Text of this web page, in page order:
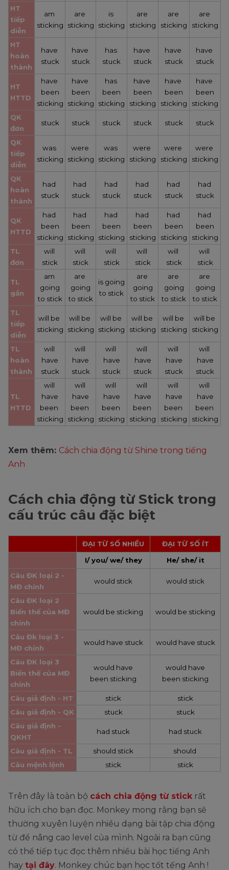
HT
tiếp
diễn
am
sticking
are
sticking
is
sticking
are
sticking
are
sticking
are
sticking
HT
hoàn
thành
have
stuck
have
stuck
has
stuck
have
stuck
have
stuck
have
stuck
HT
HTTD
have
been
sticking
have
been
sticking
has
been
sticking
have
been
sticking
have
been
sticking
have
been
sticking
QK
đơn
stuck stuck stuck stuck stuck stuck
QK
tiếp
diễn
was
sticking
were
sticking
was
sticking
were
sticking
were
sticking
were
sticking
QK
hoàn
thành
had
stuck
had
stuck
had
stuck
had
stuck
had
stuck
had
stuck
QK
HTTD
had
been
sticking
had
been
sticking
had
been
sticking
had
been
sticking
had
been
sticking
had
been
sticking
TL
đơn
will
stick
will
stick
will
stick
will
stick
will
stick
will
stick
TL
gần
am
going
to stick
are
going
to stick
is going
to stick
are
going
to stick
are
going
to stick
are
going
to stick
TL
tiếp
diễn
will be
sticking
will be
sticking
will be
sticking
will be
sticking
will be
sticking
will be
sticking
TL
hoàn
thành
will
have
stuck
will
have
stuck
will
have
stuck
will
have
stuck
will
have
stuck
will
have
stuck
TL
HTTD
will
have
been
sticking
will
have
been
sticking
will
have
been
sticking
will
have
been
sticking
will
have
been
sticking
will
have
been
sticking
Xem thêm: Cách chia động từ Shine trong tiếng
Anh
Cách chia động từ Stick trong
cấu trúc câu đặc biệt
ĐẠI TỪ SỐ NHIỀU
ĐẠI TỪ SỐ ÍT
I/ you/ we/ they
He/ she/ it
Câu ĐK loại 2 -
MĐ chính
would stick would stick
Câu ĐK loại 2
Biến thế của MĐ
chính
would be sticking would be sticking
Câu Đk loại 3 -
MĐ chính
would have stuck would have stuck
Câu ĐK loại 3
Biến thế của MĐ
chính
would have
been sticking
would have
been sticking
Câu giả định - HT stick
stick
Câu giả định - QK
stuck
stuck
Câu giả định -
QKHT
had stuck had stuck
Câu giả định - TL should stick
should
Câu mệnh lệnh
stick stick
Trên đây là toàn bộ cách chia động từ stick rất
hữu ích cho bạn đọc. Monkey mong rằng bạn sẽ
thường xuyên luyện nhiều dạng bài tập chia động
từ để nâng cao level của mình. Ngoài ra bạn cũng
có thể tiếp tục đọc thêm nhiều bài học tiếng Anh
hay tại đây. Monkey chúc bạn học tốt tếng Anh !